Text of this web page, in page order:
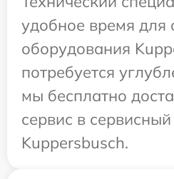
удобное время для
оборудования
потребуется
мы бесплатно
сервис в
Kuppersbusch.